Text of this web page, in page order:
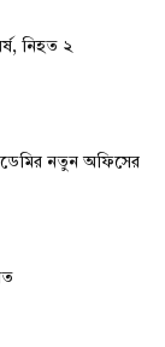
নিহত ২
নতুন অফিসের